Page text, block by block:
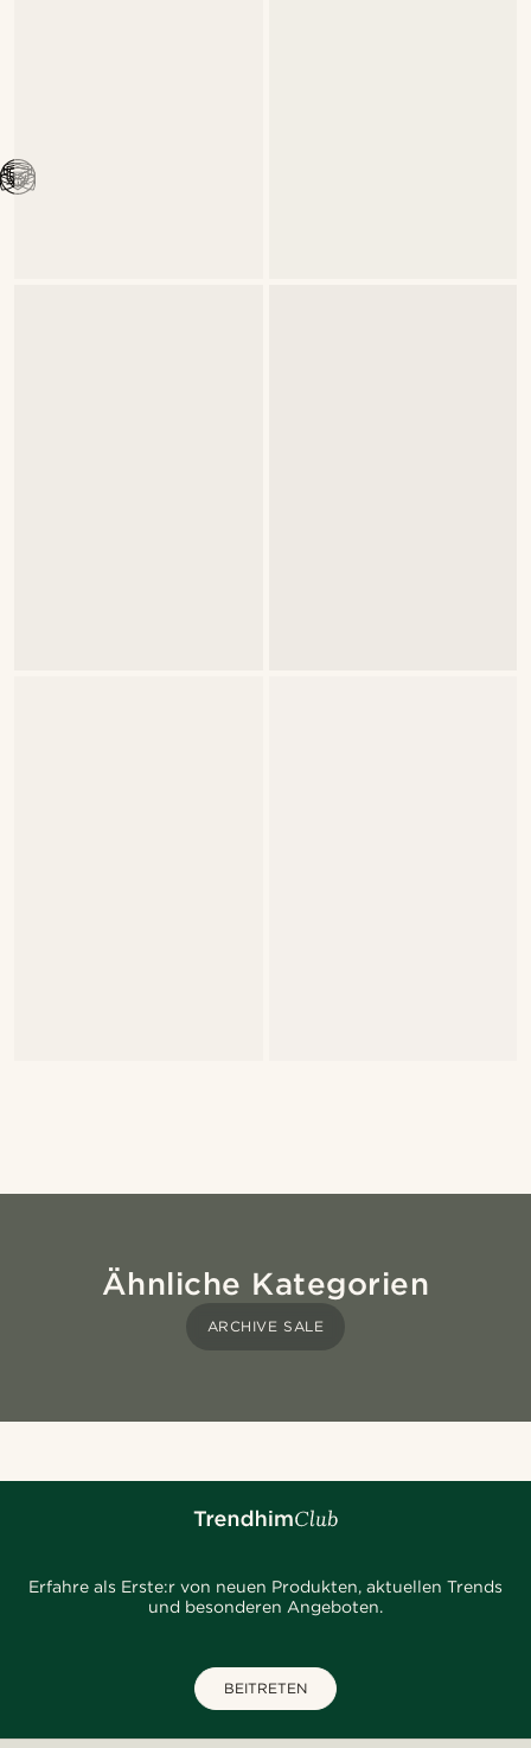
Ähnliche Kategorien
ARCHIVE SALE
Erfahre als Erste:r von neuen Produkten, aktuellen Trends
und besonderen Angeboten.
BEITRETEN